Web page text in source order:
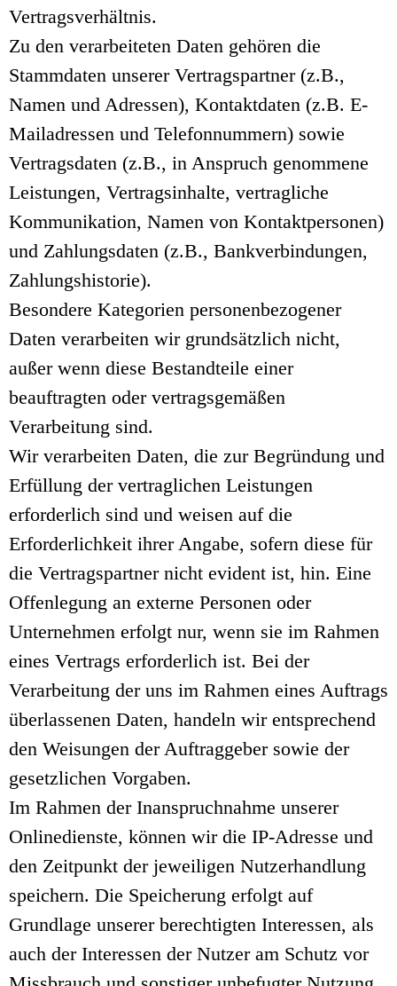
Vertragsverhältnis.
Zu den verarbeiteten Daten gehören die
Stammdaten unserer Vertragspartner (z.B.,
Namen und Adressen), Kontaktdaten (z.B. E-
Mailadressen und Telefonnummern) sowie
Vertragsdaten (z.B., in Anspruch genommene
Leistungen, Vertragsinhalte, vertragliche
Kommunikation, Namen von Kontaktpersonen)
und Zahlungsdaten (z.B., Bankverbindungen,
Zahlungshistorie).
Besondere Kategorien personenbezogener
Daten verarbeiten wir grundsätzlich nicht,
außer wenn diese Bestandteile einer
beauftragten oder vertragsgemäßen
Verarbeitung sind.
Wir verarbeiten Daten, die zur Begründung und
Erfüllung der vertraglichen Leistungen
erforderlich sind und weisen auf die
Erforderlichkeit ihrer Angabe, sofern diese für
die Vertragspartner nicht evident ist, hin. Eine
Offenlegung an externe Personen oder
Unternehmen erfolgt nur, wenn sie im Rahmen
eines Vertrags erforderlich ist. Bei der
Verarbeitung der uns im Rahmen eines Auftrags
überlassenen Daten, handeln wir entsprechend
den Weisungen der Auftraggeber sowie der
gesetzlichen Vorgaben.
Im Rahmen der Inanspruchnahme unserer
Onlinedienste, können wir die IP-Adresse und
den Zeitpunkt der jeweiligen Nutzerhandlung
speichern. Die Speicherung erfolgt auf
Grundlage unserer berechtigten Interessen, als
auch der Interessen der Nutzer am Schutz vor